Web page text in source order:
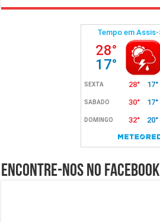
Encontre-nos no Facebook